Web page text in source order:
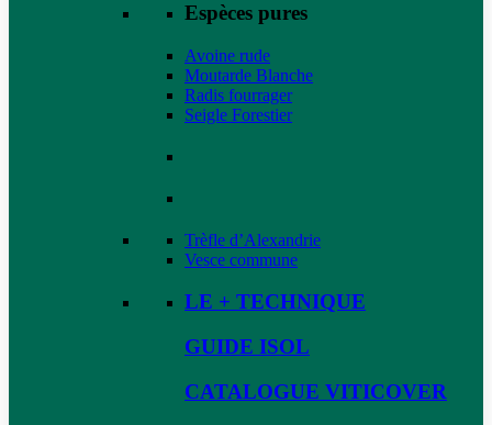
Espèces pures
Avoine rude
Moutarde Blanche
Radis fourrager
Seigle Forestier
Trèfle d’Alexandrie
Vesce commune
LE + TECHNIQUE
GUIDE ISOL
CATALOGUE VITICOVER